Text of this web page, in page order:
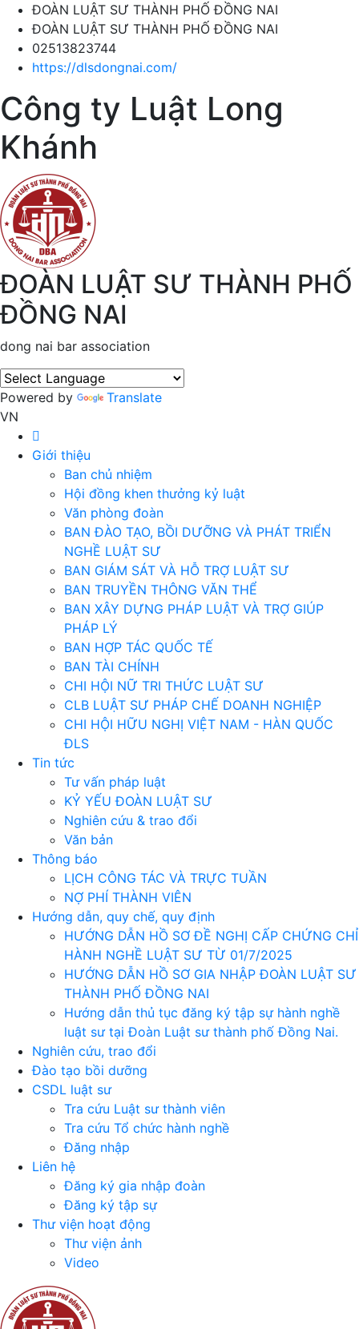
ĐOÀN LUẬT SƯ THÀNH PHỐ ĐỒNG NAI
ĐOÀN LUẬT SƯ THÀNH PHỐ ĐỒNG NAI
02513823744
https://dlsdongnai.com/
Công ty Luật Long
Khánh
ĐOÀN LUẬT SƯ THÀNH PHỐ
ĐỒNG NAI
dong nai bar association
Powered by
Translate
VN
Giới thiệu
Ban chủ nhiệm
Hội đồng khen thưởng kỷ luật
Văn phòng đoàn
BAN ĐÀO TẠO, BỒI DƯỠNG VÀ PHÁT TRIỂN
NGHỀ LUẬT SƯ
BAN GIÁM SÁT VÀ HỖ TRỢ LUẬT SƯ
BAN TRUYỀN THÔNG VĂN THỂ
BAN XÂY DỰNG PHÁP LUẬT VÀ TRỢ GIÚP
PHÁP LÝ
BAN HỢP TÁC QUỐC TẾ
BAN TÀI CHÍNH
CHI HỘI NỮ TRI THỨC LUẬT SƯ
CLB LUẬT SƯ PHÁP CHẾ DOANH NGHIỆP
CHI HỘI HỮU NGHỊ VIỆT NAM - HÀN QUỐC
ĐLS
Tin tức
Tư vấn pháp luật
KỶ YẾU ĐOÀN LUẬT SƯ
Nghiên cứu & trao đổi
Văn bản
Thông báo
LỊCH CÔNG TÁC VÀ TRỰC TUẦN
NỢ PHÍ THÀNH VIÊN
Hướng dẫn, quy chế, quy định
HƯỚNG DẪN HỒ SƠ ĐỀ NGHỊ CẤP CHỨNG CHỈ
HÀNH NGHỀ LUẬT SƯ TỪ 01/7/2025
HƯỚNG DẪN HỒ SƠ GIA NHẬP ĐOÀN LUẬT SƯ
THÀNH PHỐ ĐỒNG NAI
Hướng dẫn thủ tục đăng ký tập sự hành nghề
luật sư tại Đoàn Luật sư thành phố Đồng Nai.
Nghiên cứu, trao đổi
Đào tạo bồi dưỡng
CSDL luật sư
Tra cứu Luật sư thành viên
Tra cứu Tổ chức hành nghề
Đăng nhập
Liên hệ
Đăng ký gia nhập đoàn
Đăng ký tập sự
Thư viện hoạt động
Thư viện ảnh
Video